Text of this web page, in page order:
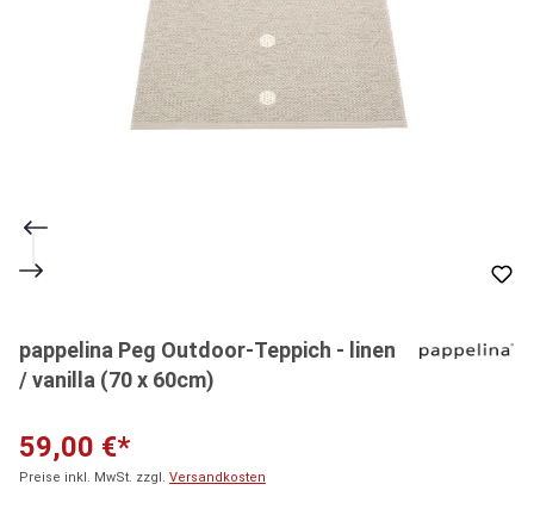
pappelina Peg Outdoor-Teppich - linen
/ vanilla (70 x 60cm)
59,00 €*
Preise inkl. MwSt. zzgl. Versandkosten